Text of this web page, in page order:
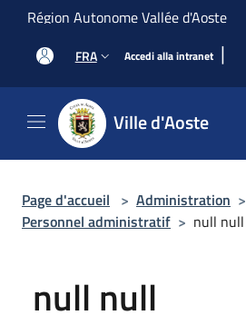
Salta al contenuto principale
Région Autonome Vallée d'Aoste
FRA Accedi alla intranet |
Ville d'Aoste
Page d'accueil > Administration >
Personnel administratif > null null
null null